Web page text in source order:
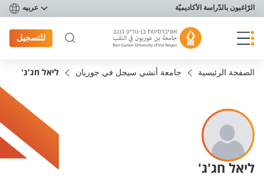
תפריט נגישות
الرّاغبون بالدّراسة الأكاديميّة عربيه
للتسجيل
الصفحة الرئيسية جامعة أنشي سيجل في جوريان ליאל חג'ג'
ליאל חג'ג'